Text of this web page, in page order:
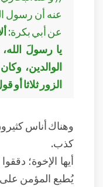
عنه أن رسول
عن أبي بكرة:
يا رسولَ
الوالدين،
الزور ثلاثا أو
وهناك أناس
كذب.
أيها الإخوة؛
يُطبع المؤمن على